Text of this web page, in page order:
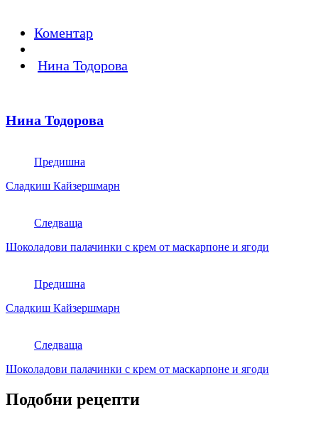
Коментар
Нина Тодорова
Нина Тодорова
Предишна
Сладкиш Кайзершмарн
Следваща
Шоколадови палачинки с крем от маскарпоне и ягоди
Предишна
Сладкиш Кайзершмарн
Следваща
Шоколадови палачинки с крем от маскарпоне и ягоди
Подобни рецепти